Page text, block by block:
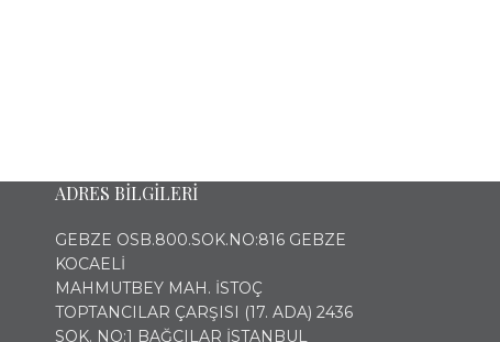
ADRES BİLGİLERİ
GEBZE OSB.800.SOK.NO:816 GEBZE
KOCAELİ
MAHMUTBEY MAH. İSTOÇ
TOPTANCILAR ÇARŞISI (17. ADA) 2436
SOK. NO:1 BAĞCILAR İSTANBUL